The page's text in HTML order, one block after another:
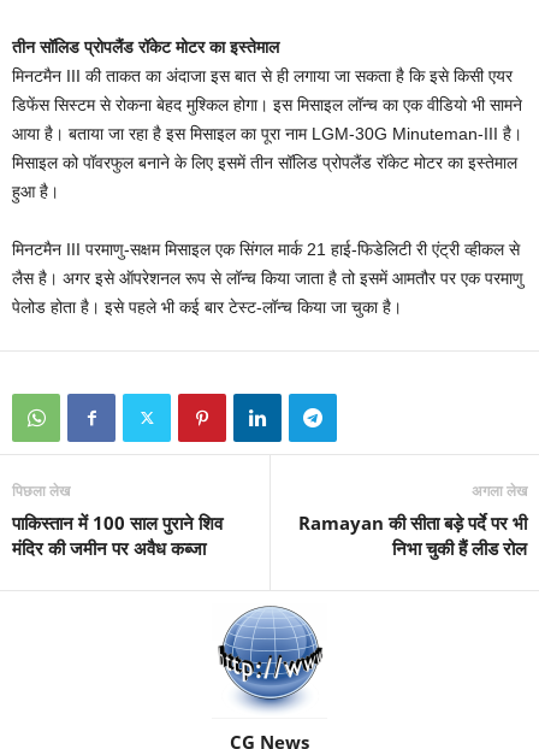
तीन सॉलिड प्रोपलैंड रॉकेट मोटर का इस्तेमाल
मिनटमैन III की ताकत का अंदाजा इस बात से ही लगाया जा सकता है कि इसे किसी एयर
डिफेंस सिस्टम से रोकना बेहद मुश्किल होगा। इस मिसाइल लॉन्च का एक वीडियो भी सामने
आया है। बताया जा रहा है इस मिसाइल का पूरा नाम LGM-30G Minuteman-III है।
मिसाइल को पॉवरफुल बनाने के लिए इसमें तीन सॉलिड प्रोपलैंड रॉकेट मोटर का इस्तेमाल
हुआ है।
मिनटमैन III परमाणु-सक्षम मिसाइल एक सिंगल मार्क 21 हाई-फिडेलिटी री एंट्री व्हीकल से
लैस है। अगर इसे ऑपरेशनल रूप से लॉन्च किया जाता है तो इसमें आमतौर पर एक परमाणु
पेलोड होता है। इसे पहले भी कई बार टेस्ट-लॉन्च किया जा चुका है।
पिछला लेख
पाकिस्तान में 100 साल पुराने शिव
मंदिर की जमीन पर अवैध कब्जा
अगला लेख
Ramayan की सीता बड़े पर्दे पर भी
निभा चुकी हैं लीड रोल
CG News